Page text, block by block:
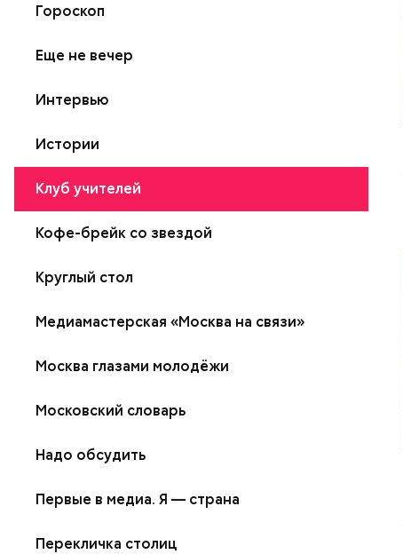
Гороскоп
Еще не вечер
Интервью
Истории
Клуб учителей
Кофе-брейк со звездой
Круглый стол
Медиамастерская «Москва на связи»
Москва глазами молодёжи
Московский словарь
Надо обсудить
Первые в медиа. Я — страна
Перекличка столиц